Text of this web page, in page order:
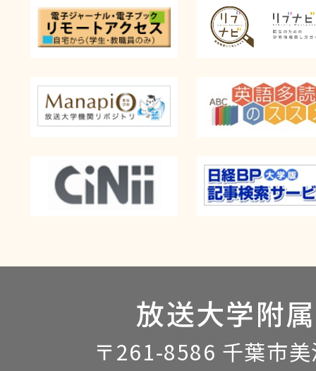
放送大学附
〒261-8586 千葉市